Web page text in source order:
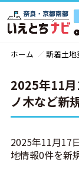
ホーム 新着土
2025年11
ノ木など新
2025年11月17
地情報0件を新